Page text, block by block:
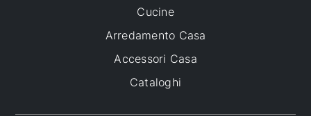
Cucine
Arredamento Casa
Accessori Casa
Cataloghi